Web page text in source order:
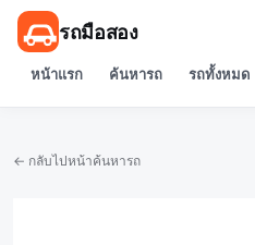
รถมือสอง
หน้าแรก ค้นหารถ รถทั้งหมด
← กลับไปหน้าค้นหารถ